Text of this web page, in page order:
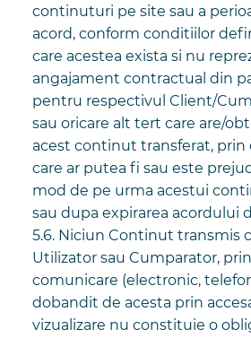
continuturi pe site sau a
acord, conform conditiilor
care acestea exista si nu
angajament contractual din
pentru respectivul Client/
sau oricare alt tert care are/
acest continut transferat, prin
care ar putea fi sau este
mod de pe urma acestui
sau dupa expirarea acordului
5.6. Niciun Continut transmis
Utilizator sau Cumparator,
comunicare (electronic,
dobandit de acesta prin
vizualizare nu constituie o